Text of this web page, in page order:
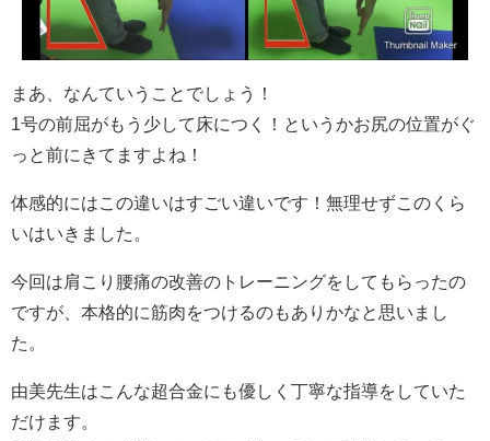
まあ、なんていうことでしょう！
1号の前屈がもう少して床につく！というかお尻の位置がぐ
っと前にきてますよね！
体感的にはこの違いはすごい違いです！無理せずこのくら
いはいきました。
今回は肩こり腰痛の改善のトレーニングをしてもらったの
ですが、本格的に筋肉をつけるのもありかなと思いまし
た。
由美先生はこんな超合金にも優しく丁寧な指導をしていた
だけます。